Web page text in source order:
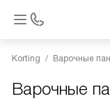
Korting Варочные
Варочные